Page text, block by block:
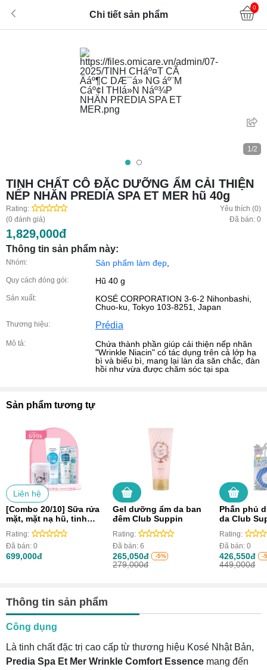
Chi tiết sản phẩm
0
1/2
TINH CHẤT CÔ ĐẶC DƯỠNG ẨM CẢI THIỆN
NẾP NHĂN PREDIA SPA ET MER hũ 40g
Rating:
Yêu thích (0)
(0 đánh giá)
Đã bán: 0
1,829,000đ
Thông tin sản phẩm này:
Nhóm: Sản phẩm làm đẹp,
Quy cách đóng gói: Hũ 40 g
Sản xuất:
KOSÉ CORPORATION 3-6-2 Nihonbashi,
Chuo-ku, Tokyo 103-8251, Japan
Thương hiệu: Prédia
Mô tả:
Chứa thành phần giúp cải thiện nếp nhăn
"Wrinkle Niacin" có tác dụng trên cả lớp hạ
bì và biểu bì, mang lại làn da săn chắc, đàn
hồi như vừa được chăm sóc tại spa
Sản phẩm tương tự
Liên hệ
[Combo 20/10] Sữa rửa
mặt, mặt nạ hũ, tinh
chất chống nắng nâng
tông dịu sắc tố đỏ trên
da
Rating:
Đã bán: 0
699,000đ
Gel dưỡng ẩm da ban
đêm Club Suppin
Rating:
Đã bán:6
265,050đ -5%
279,000đ
Phấn phủ
da Club
Powder
Rating:
Đã bán:0
426,550đ -
449,000đ
Thông tin sản phẩm
Công dụng
Là tinh chất đặc trị cao cấp từ thương hiệu Kosé Nhật Bản,
Predia Spa Et Mer Wrinkle Comfort Essence mang đến